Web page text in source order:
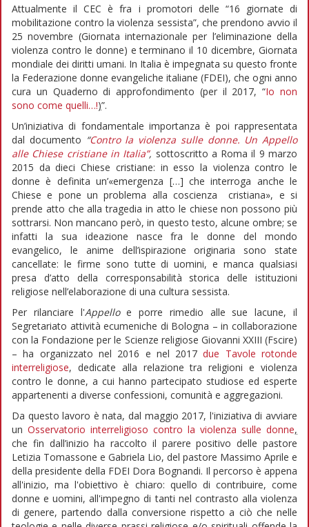
Attualmente il CEC è fra i promotori delle “16 giornate di
mobilitazione contro la violenza sessista”, che prendono avvio il
25 novembre (Giornata internazionale per l’eliminazione della
violenza contro le donne) e terminano il 10 dicembre, Giornata
mondiale dei diritti umani. In Italia è impegnata su questo fronte
la Federazione donne evangeliche italiane (FDEI), che ogni anno
cura un Quaderno di approfondimento (per il 2017, “Io non
sono come quelli…!)”.
Un’iniziativa di fondamentale importanza è poi rappresentata
dal documento “Contro la violenza sulle donne. Un Appello
alle Chiese cristiane in Italia”, sottoscritto a Roma il 9 marzo
2015 da dieci Chiese cristiane: in esso la violenza contro le
donne è definita un’«emergenza […] che interroga anche le
Chiese e pone un problema alla coscienza cristiana», e si
prende atto che alla tragedia in atto le chiese non possono più
sottrarsi. Non mancano però, in questo testo, alcune ombre; se
infatti la sua ideazione nasce fra le donne del mondo
evangelico, le anime dell’ispirazione originaria sono state
cancellate: le firme sono tutte di uomini, e manca qualsiasi
presa d’atto della corresponsabilità storica delle istituzioni
religiose nell’elaborazione di una cultura sessista.
Per rilanciare l'Appelloe porre rimedio alle sue lacune, il
Segretariato attività ecumeniche di Bologna – in collaborazione
con la Fondazione per le Scienze religiose Giovanni XXIII (Fscire)
– ha organizzato nel 2016 e nel 2017due Tavole rotonde
interreligiose, dedicate alla relazione tra religioni e violenza
contro le donne, a cui hanno partecipato studiose ed esperte
appartenenti a diverse confessioni, comunità e aggregazioni.
Da questo lavoro è nata, dal maggio 2017, l'iniziativa di avviare
un Osservatorio interreligioso contro la violenza sulle donne,
che fin dall’inizio ha raccolto il parere positivo delle pastore
Letizia Tomassone e Gabriela Lio, del pastore Massimo Aprile e
della presidente della FDEI Dora Bognandi. Il percorso è appena
all'inizio, ma l'obiettivo è chiaro: quello di contribuire, come
donne e uomini, all'impegno di tanti nel contrasto alla violenza
di genere, partendo dalla conversione rispetto a ciò che nelle